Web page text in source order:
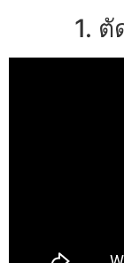
1. ตั